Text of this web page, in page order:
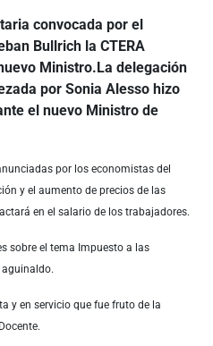
convocada por el
Bullrich la CTERA
Ministro.La delegación
por Sonia Alesso hizo
el nuevo Ministro de
por los economistas del
y el aumento de precios de las
en el salario de los trabajadores.
sobre el tema Impuesto a las
aguinaldo.
y en servicio que fue fruto de la